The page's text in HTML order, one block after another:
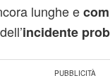
lunghe e
incidente